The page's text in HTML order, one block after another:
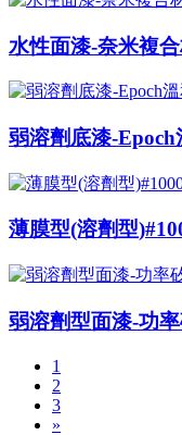
水性面漆-奈米複
弱溶劑底漆-Epoch
薄膜型(溶劑型
弱溶劑型面漆-功
1
2
3
»